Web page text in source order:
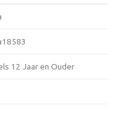
12 Jaar en Ouder